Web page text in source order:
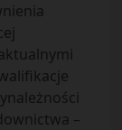
–